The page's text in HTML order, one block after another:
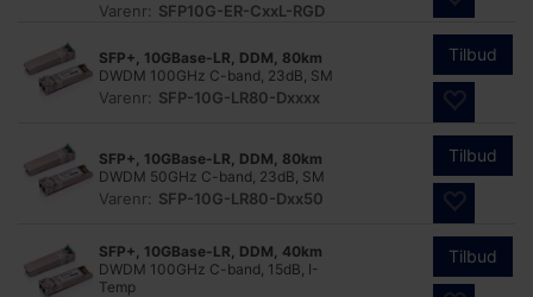
Varenr: SFP10G-ER-CxxL-RGD
SFP+, 10GBase-LR, DDM, 80km
DWDM 100GHz C-band, 23dB, SM
Varenr: SFP-10G-LR80-Dxxxx
Tilbud
SFP+, 10GBase-LR, DDM, 80km
DWDM 50GHz C-band, 23dB, SM
Varenr: SFP-10G-LR80-Dxx50
Tilbud
SFP+, 10GBase-LR, DDM, 40km
DWDM 100GHz C-band, 15dB, I-
Temp
Tilbud